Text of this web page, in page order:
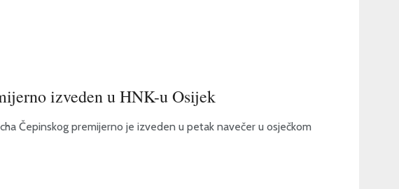
izveden u HNK-u Osijek
Čepinskog premijerno je izveden u petak navečer u osječkom